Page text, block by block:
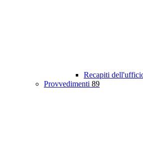
Recapiti
Provvedimenti 89